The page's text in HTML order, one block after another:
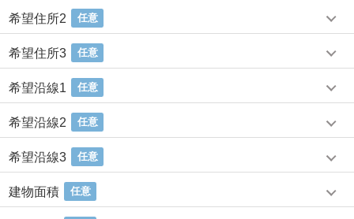
希望住所2 任意
希望住所3 任意
希望沿線1 任意
希望沿線2 任意
希望沿線3 任意
建物面積 任意